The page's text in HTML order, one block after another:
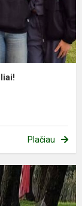
Plačiau